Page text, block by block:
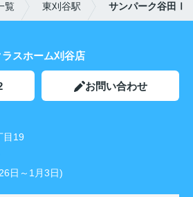
覧 東刈谷駅 サンパーク谷田Ⅰ
ラスホーム刈谷店
お問い合わせ
目19
日～1月3日)